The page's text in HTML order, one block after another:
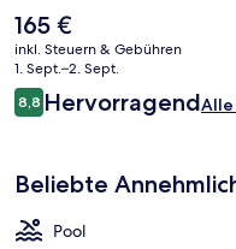
Bahn läuft man 12 Minuten
Minuten (MRT-Station Conlay).
Der
aktuelle
Preis
beträgt
165 €.
165 €
inkl. Steuern & Gebühren
1. Sept.–2. Sept.
Bewertungen
8,88,8 von 10.
HervorragendAlle
Beliebte
Pool